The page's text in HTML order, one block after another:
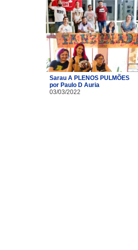
Sarau A PLENOS PULMÕES
por Paulo D Auria
03/03/2022